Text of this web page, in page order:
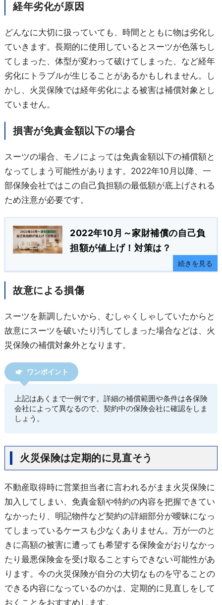
経年劣化が原因
どんなに大切に扱っていても、時間とともに物は劣化し
ていきます。長期的に使用しているとスーツが色落ちし
てしまった、体型が変わって破けてしまった、など経年
劣化にトラブルが生じることがあるかもしれません。し
かし、火災保険では経年劣化による被害は補償対象とし
ていません。
損害が免責金額以下の場合
スーツの場合、モノによっては免責金額以下の補償額と
なってしまう可能性があります。2022年10月以降、一
部保険会社ではこの自己負担額の最低額が底上げされる
ため注意が必要です。
2022年10月～家財補償の自己負
担額が値上げ！対策は？
続きを見る
故意による損傷
スーツを新調したいから、むしゃくしゃしていたからと
故意にスーツを破いたり汚してしまった場合などは、火
災保険の補償対象外となります。
ワンポイント
上記はあくまで一例です。詳細の補償範囲や条件は各保険
会社によって異なるので、契約中の保険会社に確認をしま
しょう。
火災保険は定期的に見直そう
不動産取得時に営業担当者に言われるがまま火災保険に
加入してしまい、免責金額や特約の内容を把握できてい
なかったり、明記物件など契約の詳細部分が曖昧になっ
てしまっているケースも少なくありません。万が一のと
きに高額の被害に遭っても希望する保険金がおりなかっ
たり最悪保険金を受け取ることすらできない可能性があ
ります。今の火災保険が自分の大切なものを守ることの
できる内容になっているのかは、定期的に見直しをして
おくことをおすすめします。